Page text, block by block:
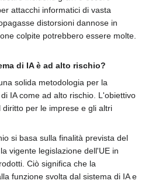
attacchi informatici di vasta
distorsioni dannose in
colpite potrebbero essere molte.
di IA è ad alto rischio?
solida metodologia per la
IA come ad alto rischio. L'obiettivo
per le imprese e gli altri
si basa sulla finalità prevista del
vigente legislazione dell'UE in
Ciò significa che la
funzione svolta dal sistema di IA e